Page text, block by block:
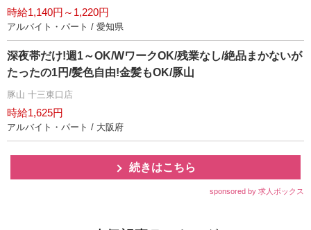
時給1,140円～1,220円
アルバイト・パート / 愛知県
深夜帯だけ!週1～OK/WワークOK/残業なし/絶品まかないが
たったの1円/髪色自由!金髪もOK/豚山
豚山 十三東口店
時給1,625円
アルバイト・パート / 大阪府
続きはこちら
sponsored by 求人ボックス